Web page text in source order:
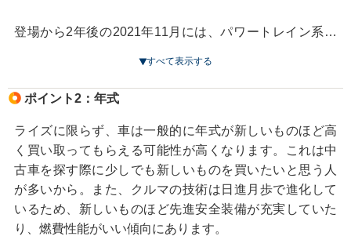
登場から2年後の2021年11月には、パワートレイン系を
した。FF車はガソリンエンジン車もエンジンを一新し、
トルクフルな1.0Lターボを継続採用しています。グレー
ド展開もZ／G／Xの3種を継続していますが、ハイブリッ
ドのみZ／Gの2グレードで展開されています。
中古車市場のセオリーでもある、上位グレードほど人気
が高くなる傾向はライズにも当てはまります。
すべて表示する
ポイント2：年式
ライズに限らず、車は一般的に年式が新しいものほど高
く買い取ってもらえる可能性が高くなります。これは中
古車を探す際に少しでも新しいものを買いたいと思う人
が多いから。また、クルマの技術は日進月歩で進化して
いるため、新しいものほど先進安全装備が充実していた
り、燃費性能がいい傾向にあります。